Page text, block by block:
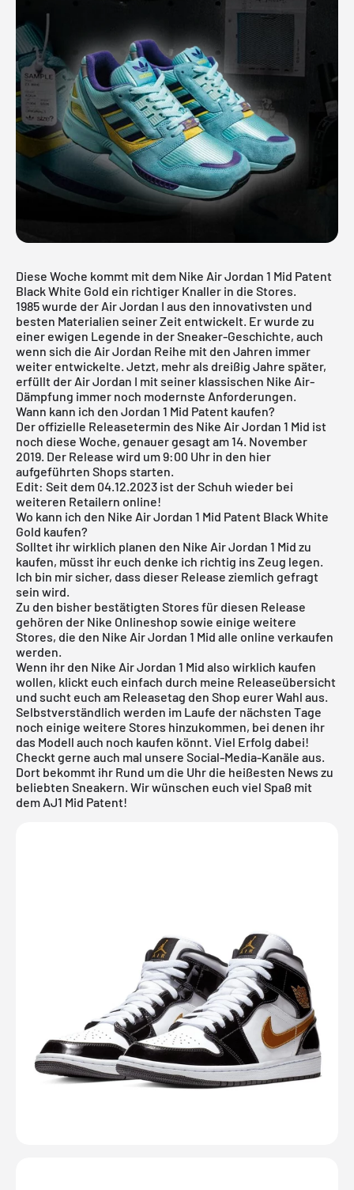
Diese Woche kommt mit dem Nike Air Jordan 1 Mid Patent
Black White Gold ein richtiger Knaller in die Stores.
1985 wurde der Air Jordan I aus den innovativsten und
besten Materialien seiner Zeit entwickelt. Er wurde zu
einer ewigen Legende in der Sneaker-Geschichte, auch
wenn sich die Air Jordan Reihe mit den Jahren immer
weiter entwickelte. Jetzt, mehr als dreißig Jahre später,
erfüllt der Air Jordan I mit seiner klassischen Nike Air-
Dämpfung immer noch modernste Anforderungen.
Wann kann ich den Jordan 1 Mid Patent kaufen?
Der offizielle Releasetermin des Nike Air Jordan 1 Mid ist
noch diese Woche, genauer gesagt am 14. November
2019. Der Release wird um 9:00 Uhr in den hier
aufgeführten Shops starten.
Edit: Seit dem 04.12.2023 ist der Schuh wieder bei
weiteren Retailern online!
Wo kann ich den Nike Air Jordan 1 Mid Patent Black White
Gold kaufen?
Solltet ihr wirklich planen den Nike Air Jordan 1 Mid zu
kaufen, müsst ihr euch denke ich richtig ins Zeug legen.
Ich bin mir sicher, dass dieser Release ziemlich gefragt
sein wird.
Zu den bisher bestätigten Stores für diesen Release
gehören der Nike Onlineshop sowie einige weitere
Stores, die den Nike Air Jordan 1 Mid alle online verkaufen
werden.
Wenn ihr den Nike Air Jordan 1 Mid also wirklich kaufen
wollen, klickt euch einfach durch meine Releaseübersicht
und sucht euch am Releasetag den Shop eurer Wahl aus.
Selbstverständlich werden im Laufe der nächsten Tage
noch einige weitere Stores hinzukommen, bei denen ihr
das Modell auch noch kaufen könnt. Viel Erfolg dabei!
Checkt gerne auch mal unsere Social-Media-Kanäle aus.
Dort bekommt ihr Rund um die Uhr die heißesten News zu
beliebten Sneakern. Wir wünschen euch viel Spaß mit
dem AJ1 Mid Patent!